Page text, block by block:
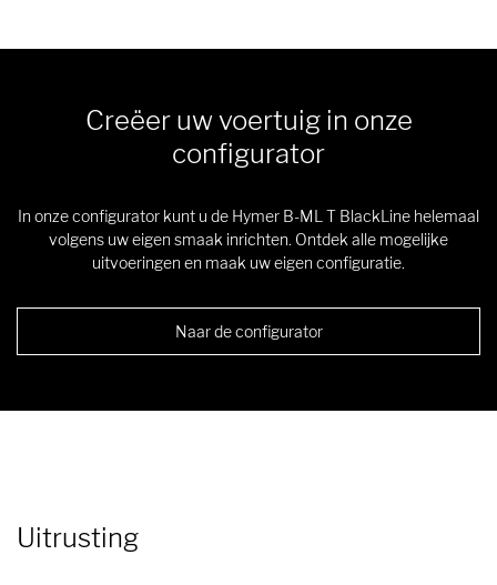
Creëer uw voertuig in onze
configurator
In onze configurator kunt u de Hymer B-ML T BlackLine helemaal
volgens uw eigen smaak inrichten. Ontdek alle mogelijke
uitvoeringen en maak uw eigen configuratie.
Naar de configurator
Uitrusting